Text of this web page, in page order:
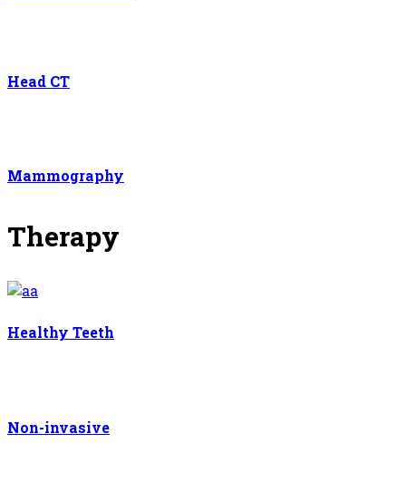
Head CT
Mammography
Therapy
Healthy Teeth
Non-invasive